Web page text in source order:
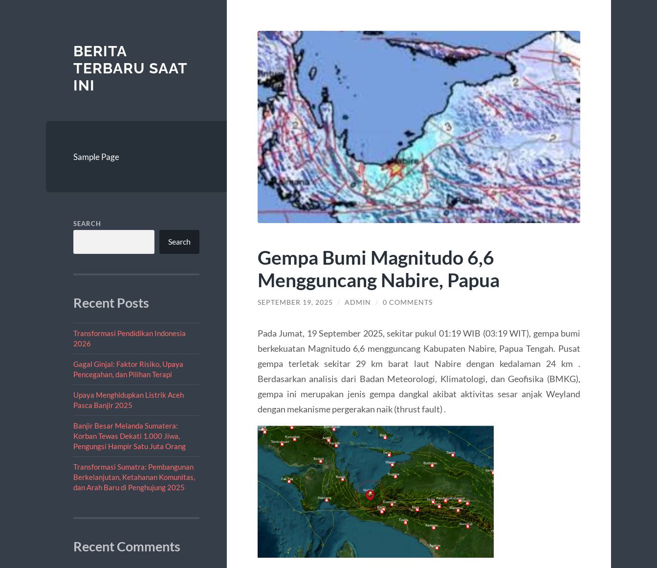
BERITA
TERBARU SAAT
INI
Sample Page
SEARCH
Search
Recent Posts
Transformasi Pendidikan Indonesia
2026
Gagal Ginjal: Faktor Risiko, Upaya
Pencegahan, dan Pilihan Terapi
Upaya Menghidupkan Listrik Aceh
Pasca Banjir 2025
Banjir Besar Melanda Sumatera:
Korban Tewas Dekati 1.000 Jiwa,
Pengungsi Hampir Satu Juta Orang
Transformasi Sumatra: Pembangunan
Berkelanjutan, Ketahanan Komunitas,
dan Arah Baru di Penghujung 2025
Recent Comments
Gempa Bumi Magnitudo 6,6
Mengguncang Nabire, Papua
SEPTEMBER 19, 2025 / ADMIN / 0 COMMENTS
Pada Jumat, 19 September 2025, sekitar pukul 01:19 WIB (03:19 WIT), gempa bumi
berkekuatan Magnitudo 6,6 mengguncang Kabupaten Nabire, Papua Tengah. Pusat
gempa terletak sekitar 29 km barat laut Nabire dengan kedalaman 24 km .
Berdasarkan analisis dari Badan Meteorologi, Klimatologi, dan Geofisika (BMKG),
gempa ini merupakan jenis gempa dangkal akibat aktivitas sesar anjak Weyland
dengan mekanisme pergerakan naik (thrust fault) .